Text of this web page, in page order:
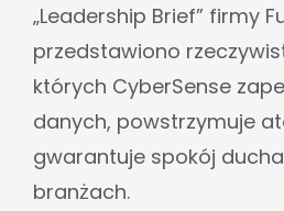
„Leadership Brief” firmy
przedstawiono
których CyberSense
danych, powstrzymuje
gwarantuje spokój
branżach.